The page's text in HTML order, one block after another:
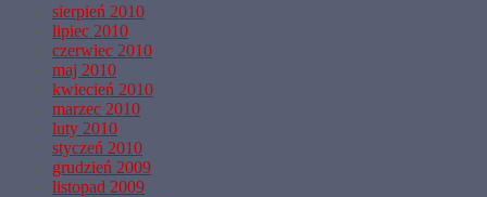
sierpień 2010
lipiec 2010
czerwiec 2010
maj 2010
kwiecień 2010
marzec 2010
luty 2010
styczeń 2010
grudzień 2009
listopad 2009